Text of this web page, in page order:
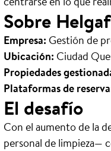
Sobre
Empresa: Gestión de
Ubicación: Ciudad
Propiedades
Plataformas de
El desafío
Con el aumento de la
personal de limpieza—